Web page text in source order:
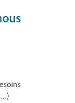
…)